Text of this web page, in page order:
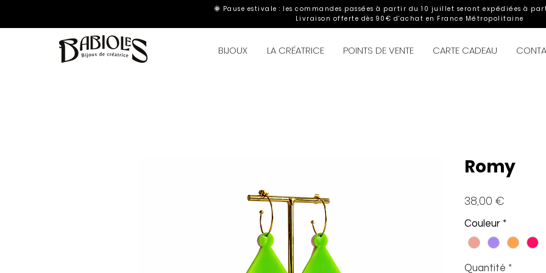
BIJOUX LA CRÉATRICE POINTS DE VENTE CARTE CADEAU
🌞 Pause estivale : les commandes passées à partir du 10 juillet seront expédiées à
Livraison offerte dès 90€ d'achat en France Métropolitaine
Romy
38,00 €
Couleur *
Quantité *